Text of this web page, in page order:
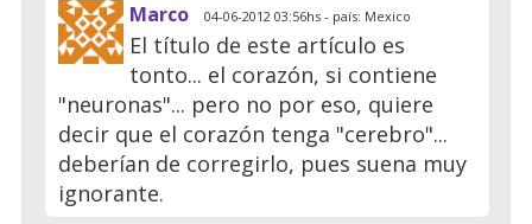
Marco 04-06-2012 03:56hs - país: Mexico
El título de este artículo es
tonto... el corazón, si contiene
"neuronas"... pero no por eso, quiere
decir que el corazón tenga "cerebro"...
deberían de corregirlo, pues suena muy
ignorante.